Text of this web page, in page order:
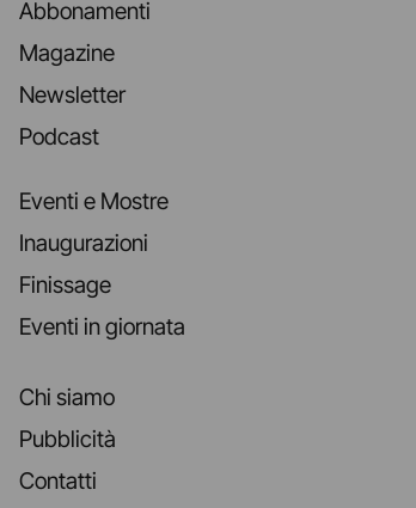
Abbonamenti
Magazine
Newsletter
Podcast
Eventi e Mostre
Inaugurazioni
Finissage
Eventi in giornata
Chi siamo
Pubblicità
Contatti